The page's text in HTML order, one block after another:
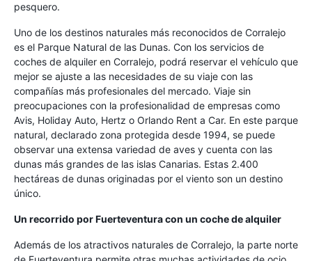
pesquero.
Uno de los destinos naturales más reconocidos de Corralejo
es el Parque Natural de las Dunas. Con los servicios de
coches de alquiler en Corralejo, podrá reservar el vehículo que
mejor se ajuste a las necesidades de su viaje con las
compañías más profesionales del mercado. Viaje sin
preocupaciones con la profesionalidad de empresas como
Avis, Holiday Auto, Hertz o Orlando Rent a Car. En este parque
natural, declarado zona protegida desde 1994, se puede
observar una extensa variedad de aves y cuenta con las
dunas más grandes de las islas Canarias. Estas 2.400
hectáreas de dunas originadas por el viento son un destino
único.
Un recorrido por Fuerteventura con un coche de alquiler
Además de los atractivos naturales de Corralejo, la parte norte